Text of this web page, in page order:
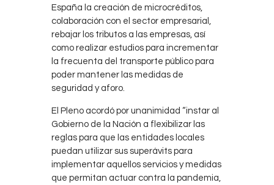
España la creación de microcréditos,
colaboración con el sector empresarial,
rebajar los tributos a las empresas, así
como realizar estudios para incrementar
la frecuenta del transporte público para
poder mantener las medidas de
seguridad y aforo.
El Pleno acordó por unanimidad “instar al
Gobierno de la Nación a flexibilizar las
reglas para que las entidades locales
puedan utilizar sus superávits para
implementar aquellos servicios y medidas
que permitan actuar contra la pandemia,